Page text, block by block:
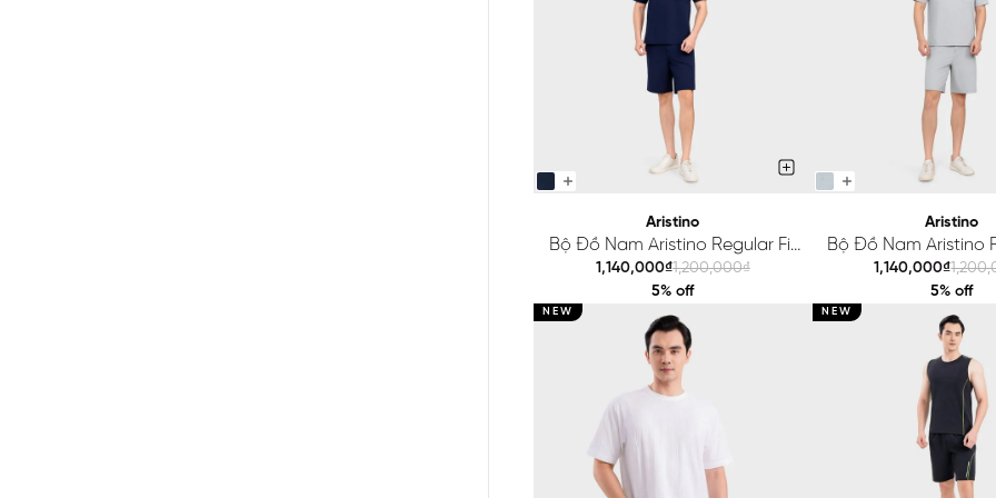
Aristino
Bộ Đồ Nam Aristino Regular Fit
AST203SAH2
1,140,000₫1,200,000₫
5% off
Aristino
Bộ Đồ Nam Aristino
1,140,000₫
5% off
NEW NEW